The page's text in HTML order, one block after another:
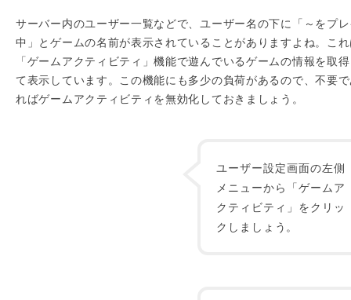
サーバー内のユーザー一覧などで、ユーザー名の下に「～をプ
中」とゲームの名前が表示されていることがありますよね。こ
「ゲームアクティビティ」機能で遊んでいるゲームの情報を取
て表示しています。この機能にも多少の負荷があるので、不要
ればゲームアクティビティを無効化しておきましょう。
ユーザー設定画面の左側
メニューから「ゲームア
クティビティ」をクリッ
クしましょう。